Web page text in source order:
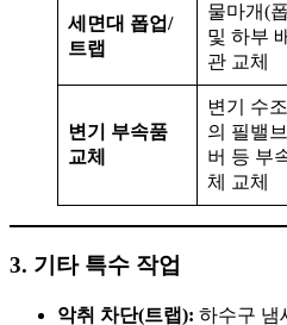
세면대 폽업/
트랩
물마개(
및 하부
관 교체
변기 부속품
교체
변기 수
의 필밸
버 등 부
체 교체
3. 기타 특수 작업
악취 차단(트랩): 하수구 냄